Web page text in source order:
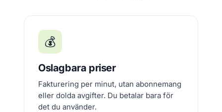
💰
Oslagbara priser
Fakturering per minut, utan abonnemang
eller dolda avgifter. Du betalar bara för
det du använder.